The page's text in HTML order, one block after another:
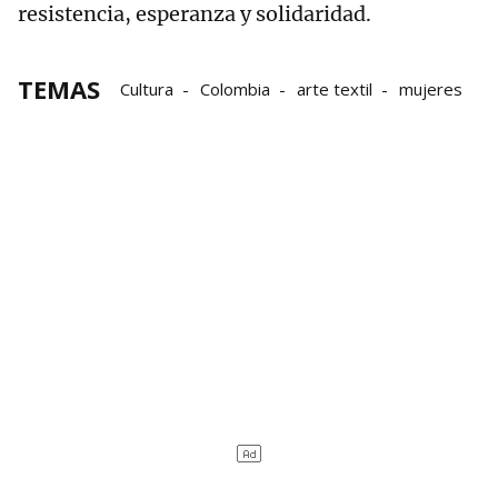
resistencia, esperanza y solidaridad.
TEMAS Cultura Colombia arte textil mujeres